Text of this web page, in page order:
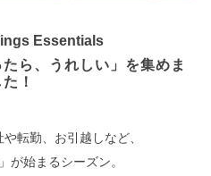
Essentials
ら、うれしい」を集めま
た！
転勤、お引越しなど、
が始まるシーズン。